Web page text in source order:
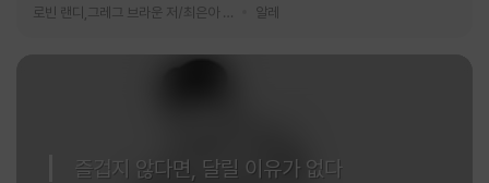
알레
즐겁지 않다면, 달릴 이유가 없다